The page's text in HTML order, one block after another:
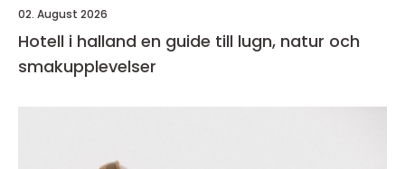
02. August 2026
Hotell i halland en guide till lugn, natur och
smakupplevelser